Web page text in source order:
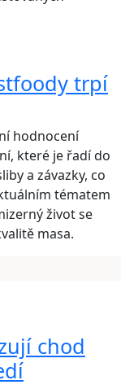
trpí
hodnocení
které je řadí do
a závazky, co
tématem
život se
masa.
chod